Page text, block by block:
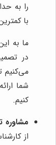
را به
با
ما به
در
می‌کنیم
شما
کنیم.
از